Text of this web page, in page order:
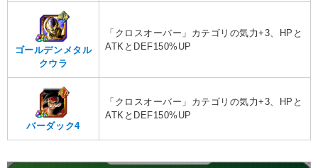
ゴールデンメタル
クウラ
「クロスオーバー」カテゴリの気力+3、HPと
ATKとDEF150%UP
バーダック4
「クロスオーバー」カテゴリの気力+3、HPと
ATKとDEF150%UP